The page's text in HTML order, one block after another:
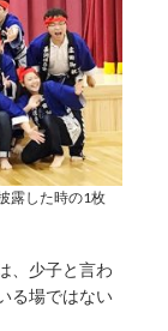
露した時の1枚
、少子と言わ
る場ではない